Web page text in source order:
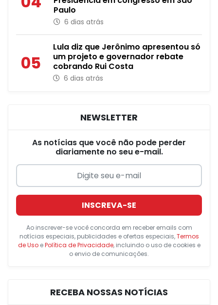
Paulo
6 dias atrás
05
Lula diz que Jerônimo apresentou só
um projeto e governador rebate
cobrando Rui Costa
6 dias atrás
NEWSLETTER
As notícias que você não pode perder
diariamente no seu e-mail.
INSCREVA-SE
Ao inscrever-se você concorda em receber emails com
notícias especiais, publicidades e ofertas especiais,Termos
de UsoePolítica de Privacidade, incluindo o uso de cookies e
o envio de comunicações.
RECEBA NOSSAS NOTÍCIAS